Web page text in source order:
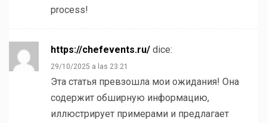
process!
https://chefevents.ru/ dice:
29/10/2025 a las 23:21
Эта статья превзошла мои ожидания! Она
содержит обширную информацию,
иллюстрирует примерами и предлагает